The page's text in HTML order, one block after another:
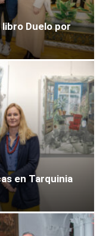
Duelo por
en Tarquinia